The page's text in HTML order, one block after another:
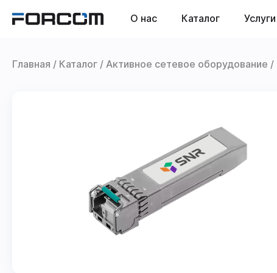
О нас Каталог Услуги
Главная Каталог Активное сетевое оборудование